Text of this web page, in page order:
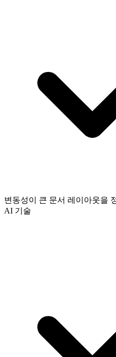
변동성이 큰 문서 레이아웃을
AI 기술